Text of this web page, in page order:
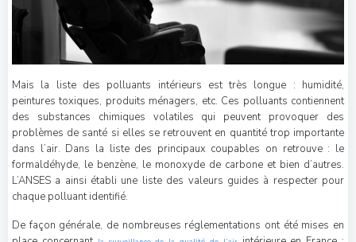
Mais la liste des polluants intérieurs est très longue : humidité,
peintures toxiques, produits ménagers, etc. Ces polluants contiennent
des substances chimiques volatiles qui peuvent provoquer des
problèmes de santé si elles se retrouvent en quantité trop importante
dans l’air. Dans la liste des principaux coupables on retrouve : le
formaldéhyde, le benzène, le monoxyde de carbone et bien d’autres.
L’ANSES a ainsi établi une liste des valeurs guides à respecter pour
chaque polluant identifié.
De façon générale, de nombreuses réglementations ont été mises en